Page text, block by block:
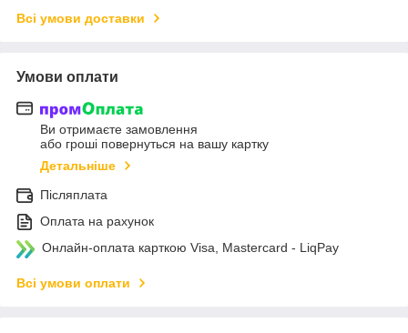
Всі умови доставки
Умови оплати
Ви отримаєте замовлення
або гроші повернуться на вашу картку
Детальніше
Післяплата
Оплата на рахунок
Онлайн-оплата карткою Visa, Mastercard - LiqPay
Всі умови оплати